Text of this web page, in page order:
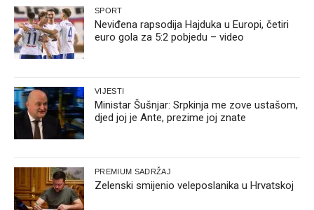
SPORT
Neviđena rapsodija Hajduka u Europi, četiri
euro gola za 5:2 pobjedu – video
VIJESTI
Ministar Šušnjar: Srpkinja me zove ustašom,
djed joj je Ante, prezime joj znate
PREMIUM SADRŽAJ
Zelenski smijenio veleposlanika u Hrvatskoj